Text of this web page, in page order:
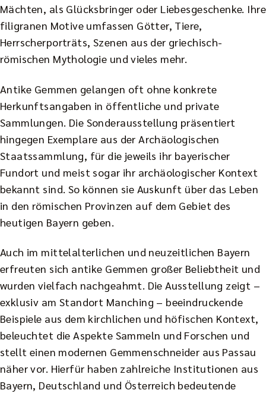
Mächten, als Glücksbringer oder Liebesgeschenke. Ihre
filigranen Motive umfassen Götter, Tiere,
Herrscherporträts, Szenen aus der griechisch-
römischen Mythologie und vieles mehr.
Antike Gemmen gelangen oft ohne konkrete
Herkunftsangaben in öffentliche und private
Sammlungen. Die Sonderausstellung präsentiert
hingegen Exemplare aus der Archäologischen
Staatssammlung, für die jeweils ihr bayerischer
Fundort und meist sogar ihr archäologischer Kontext
bekannt sind. So können sie Auskunft über das Leben
in den römischen Provinzen auf dem Gebiet des
heutigen Bayern geben.
Auch im mittelalterlichen und neuzeitlichen Bayern
erfreuten sich antike Gemmen großer Beliebtheit und
wurden vielfach nachgeahmt. Die Ausstellung zeigt –
exklusiv am Standort Manching – beeindruckende
Beispiele aus dem kirchlichen und höfischen Kontext,
beleuchtet die Aspekte Sammeln und Forschen und
stellt einen modernen Gemmenschneider aus Passau
näher vor. Hierfür haben zahlreiche Institutionen aus
Bayern, Deutschland und Österreich bedeutende